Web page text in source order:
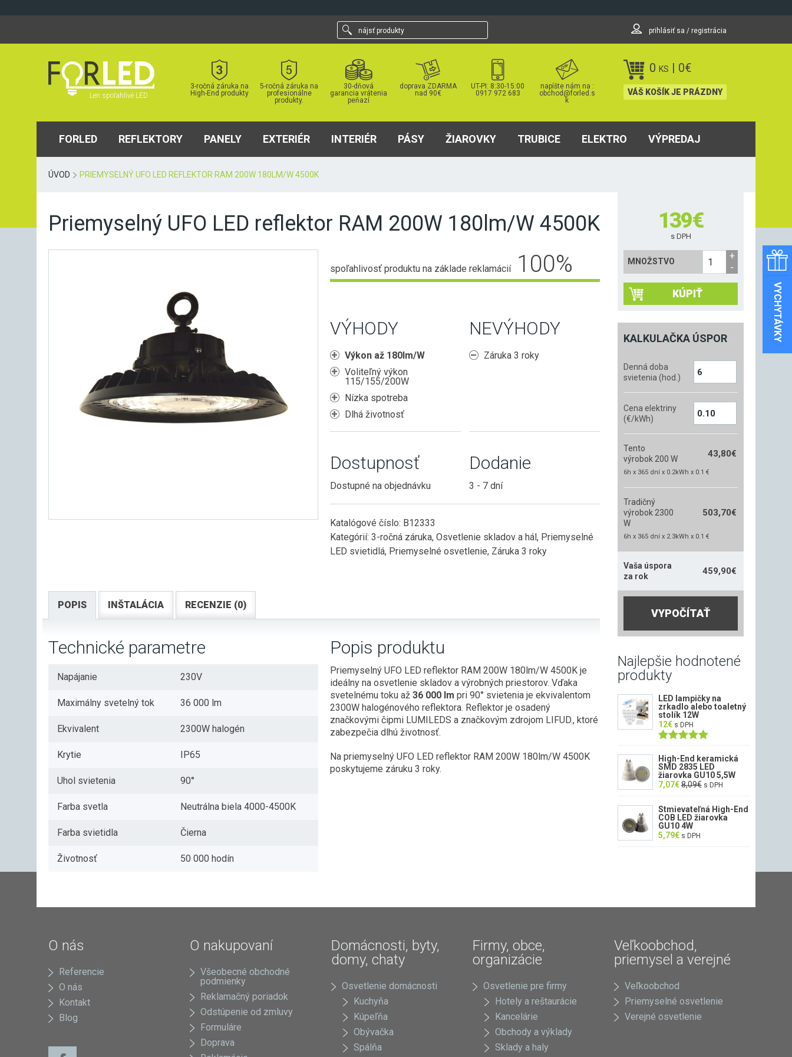
VYCHYTÁVKY
to
nájsť
produkty
prihlásiť sa / registrácia
Len spoľahlivé LED
3-ročná záruka na
High-End produkty
5-ročná záruka na
profesionálne
produkty.
30-dňová
garancia vrátenia
peňazí
doprava ZDARMA
nad 90€
UT-PI: 8:30-15:00
0917 972 683
napíšte nám na :
obchod@forled.s
k
0 KS | 0€
VÁŠ KOŠÍK JE PRÁZDNY
FORLED REFLEKTORY PANELY EXTERIÉR INTERIÉR PÁSY ŽIAROVKY TRUBICE ELEKTRO VÝPREDAJ
ÚVOD PRIEMYSELNÝ UFO LED REFLEKTOR RAM 200W 180LM/W 4500K
Priemyselný UFO LED reflektor RAM 200W 180lm/W 4500K
spoľahlivosť produktu na základe reklamácií 100%
VÝHODY
Výkon až 180lm/W
Voliteľný výkon
115/155/200W
Nízka spotreba
Dlhá životnosť
NEVÝHODY
Záruka 3 roky
Dostupnosť
Dostupné na objednávku
Dodanie
3 - 7 dní
Katalógové číslo: B12333
Kategórií: 3-ročná záruka, Osvetlenie skladov a hál , Priemyselné
LED svietidlá, Priemyselné osvetlenie, Záruka 3 roky
139€
s DPH
MNOŽSTVO
KÚPIŤ
KALKULAČKA ÚSPOR
Denná doba
svietenia (hod.)
Cena elektriny
(€/kWh)
Tento
výrobok 200 W
43,80€
6h x 365 dní x 0.2kWh x 0.1 €
Tradičný
výrobok 2300
W
503,70€
6h x 365 dní x 2.3kWh x 0.1 €
Vaša úspora
za rok
459,90€
VYPOČÍTAŤ
Najlepšie hodnotené
produkty
LED lampičky na
zrkadlo alebo toaletný
stolík 12W
12€ s DPH
5.00z 5
High-End keramická
SMD 2835 LED
žiarovka GU10 5,5W
7,07€8,09€ s DPH
Stmievateľná High-End
COB LED žiarovka
GU10 4W
5,79€ s DPH
POPIS INŠTALÁCIA RECENZIE (0)
Technické parametre
Napájanie 230V
Maximálny svetelný tok 36 000 lm
Ekvivalent 2300W halogén
Krytie IP65
Uhol svietenia 90°
Farba svetla Neutrálna biela 4000-4500K
Farba svietidla Čierna
Životnosť 50 000 hodín
Popis produktu
Priemyselný UFO LED reflektor RAM 200W 180lm/W 4500K je
ideálny na osvetlenie skladov a výrobných priestorov. Vďaka
svetelnému toku až 36 000 lm pri 90° svietenia je ekvivalentom
2300W halogénového reflektora. Reflektor je osadený
značkovými čipmi LUMILEDS a značkovým zdrojom LIFUD., ktoré
zabezpečia dlhú životnosť.
Na priemyselný UFO LED reflektor RAM 200W 180lm/W 4500K
poskytujeme záruku 3 roky.
O nás
Referencie
O nás
Kontakt
Blog
O nakupovaní
Všeobecné obchodné
podmienky
Reklamačný poriadok
Odstúpenie od zmluvy
Formuláre
Doprava
Domácnosti, byty,
domy, chaty
Osvetlenie domácnosti
Kuchyňa
Kúpeľňa
Obývačka
Spálňa
Firmy, obce,
organizácie
Osvetlenie pre firmy
Hotely a reštaurácie
Kancelárie
Obchody a výklady
Sklady a haly
Veľkoobchod,
priemysel a verejné
Veľkoobchod
Priemyselné osvetlenie
Verejné osvetlenie